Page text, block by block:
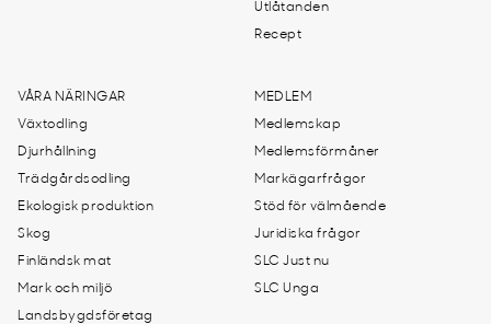
Utlåtanden
Recept
VÅRA NÄRINGAR
Växtodling
Djurhållning
Trädgårdsodling
Ekologisk produktion
Skog
Finländsk mat
Mark och miljö
Landsbygdsföretag
MEDLEM
Medlemskap
Medlemsförmåner
Markägarfrågor
Stöd för välmående
Juridiska frågor
SLC Just nu
SLC Unga